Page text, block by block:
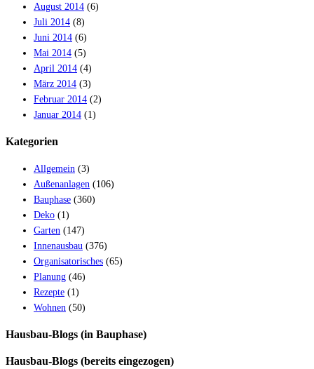
August 2014 (6)
Juli 2014 (8)
Juni 2014 (6)
Mai 2014 (5)
April 2014 (4)
März 2014 (3)
Februar 2014 (2)
Januar 2014 (1)
Kategorien
Allgemein (3)
Außenanlagen (106)
Bauphase (360)
Deko (1)
Garten (147)
Innenausbau (376)
Organisatorisches (65)
Planung (46)
Rezepte (1)
Wohnen (50)
Hausbau-Blogs (in Bauphase)
Hausbau-Blogs (bereits eingezogen)